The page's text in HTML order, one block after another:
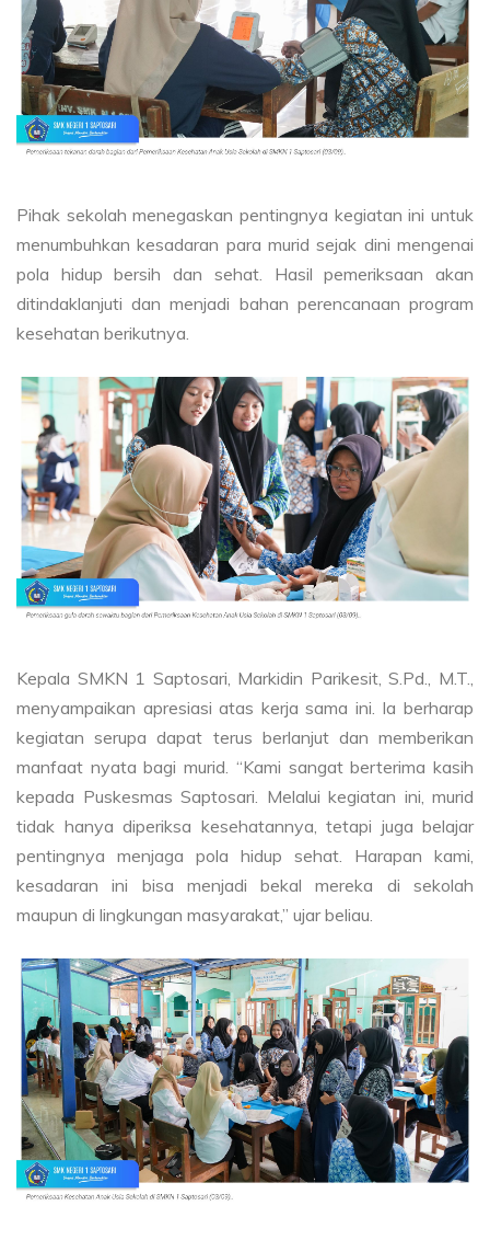
Pihak sekolah menegaskan pentingnya kegiatan ini untuk
menumbuhkan kesadaran para murid sejak dini mengenai
pola hidup bersih dan sehat. Hasil pemeriksaan akan
ditindaklanjuti dan menjadi bahan perencanaan program
kesehatan berikutnya.
Kepala SMKN 1 Saptosari, Markidin Parikesit, S.Pd., M.T.,
menyampaikan apresiasi atas kerja sama ini. Ia berharap
kegiatan serupa dapat terus berlanjut dan memberikan
manfaat nyata bagi murid. “Kami sangat berterima kasih
kepada Puskesmas Saptosari. Melalui kegiatan ini, murid
tidak hanya diperiksa kesehatannya, tetapi juga belajar
pentingnya menjaga pola hidup sehat. Harapan kami,
kesadaran ini bisa menjadi bekal mereka di sekolah
maupun di lingkungan masyarakat,” ujar beliau.